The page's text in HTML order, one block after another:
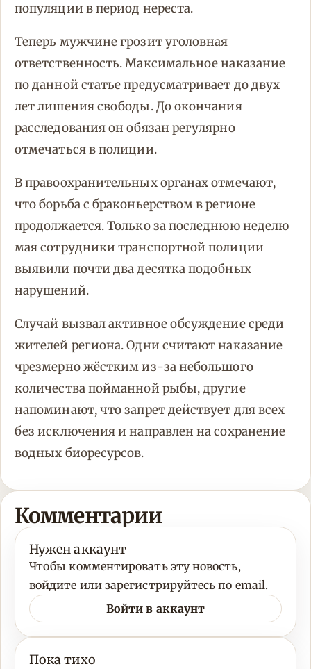
популяции в период нереста.
Теперь мужчине грозит уголовная
ответственность. Максимальное наказание
по данной статье предусматривает до двух
лет лишения свободы. До окончания
расследования он обязан регулярно
отмечаться в полиции.
В правоохранительных органах отмечают,
что борьба с браконьерством в регионе
продолжается. Только за последнюю неделю
мая сотрудники транспортной полиции
выявили почти два десятка подобных
нарушений.
Случай вызвал активное обсуждение среди
жителей региона. Одни считают наказание
чрезмерно жёстким из-за небольшого
количества пойманной рыбы, другие
напоминают, что запрет действует для всех
без исключения и направлен на сохранение
водных биоресурсов.
Комментарии
Нужен аккаунт
Чтобы комментировать эту новость,
войдите или зарегистрируйтесь по email.
Войти в аккаунт
Пока тихо